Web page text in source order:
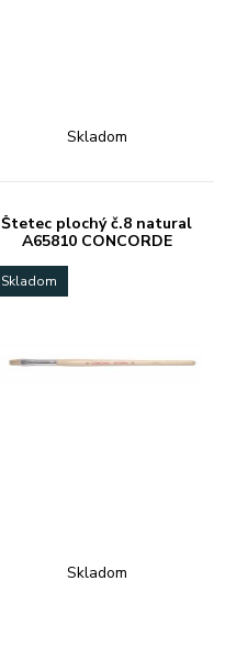
Skladom
Štetec plochý č.8 natural
A65810 CONCORDE
Skladom
Skladom